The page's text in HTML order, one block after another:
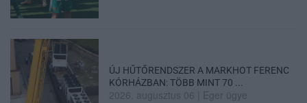
ÚJ HŰTŐRENDSZER A MARKHOT FERENC
KÓRHÁZBAN: TÖBB MINT 70 ...
2026. augusztus 06 Eger ügye